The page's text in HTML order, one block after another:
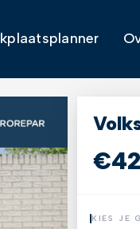
KIES JE